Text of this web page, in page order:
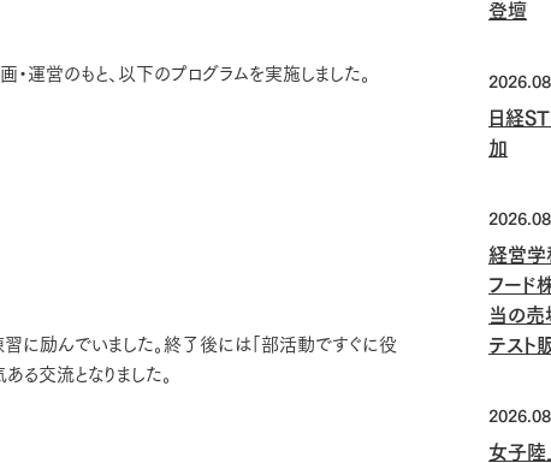
運営のもと、以下のプログラムを実施しました。
に励んでいました。終了後には「部活動ですぐに役
る交流となりました。
登壇
日経
加
経営学
フード
当の売
テスト
女子陸